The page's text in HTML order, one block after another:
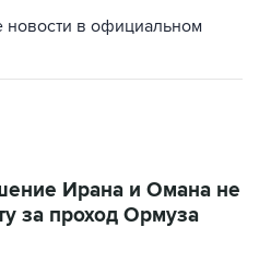
новости в официальном
Ирана и Омана не
за проход Ормуза